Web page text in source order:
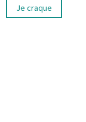
Je craque